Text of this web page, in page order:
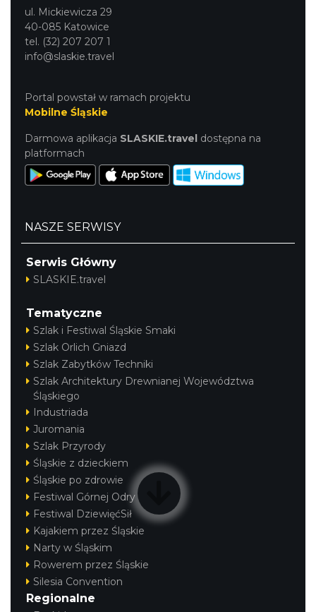
ul. Mickiewicza 29
40-085 Katowice
tel. (32) 207 207 1
info@slaskie.travel
Portal powstał w ramach projektu
Mobilne Śląskie
Darmowa aplikacja SLASKIE.travel dostępna na
platformach
NASZE SERWISY
Serwis Główny
SLASKIE.travel
Tematyczne
Szlak i Festiwal Śląskie Smaki
Szlak Orlich Gniazd
Szlak Zabytków Techniki
Szlak Architektury Drewnianej Województwa
Śląskiego
Industriada
Juromania
Szlak Przyrody
Śląskie z dzieckiem
Śląskie po zdrowie
Festiwal Górnej Odry
Festiwal DziewięćSił
Kajakiem przez Śląskie
Narty w Śląskim
Rowerem przez Śląskie
Silesia Convention
Regionalne